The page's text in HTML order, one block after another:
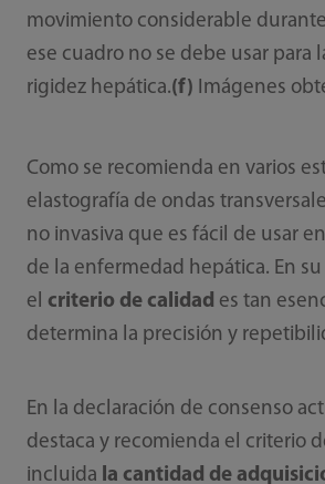
movimiento considerable
ese cuadro no se debe usar para
rigidez hepática.(f) Imágenes
Como se recomienda en varios
elastografía de ondas
no invasiva que es fácil de usar
de la enfermedad hepática. En
el criterio de calidad es tan
determina la precisión y
En la declaración de consenso
destaca y recomienda el criterio
incluida la cantidad de